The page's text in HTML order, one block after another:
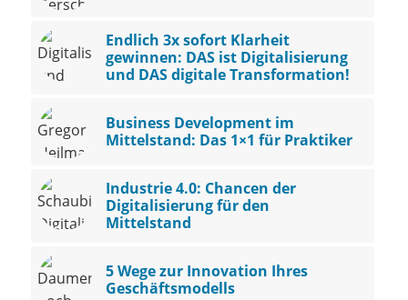
Endlich 3x sofort Klarheit
gewinnen: DAS ist Digitalisierung
und DAS digitale Transformation!
Business Development im
Mittelstand: Das 1×1 für Praktiker
Industrie 4.0: Chancen der
Digitalisierung für den
Mittelstand
5 Wege zur Innovation Ihres
Geschäftsmodells